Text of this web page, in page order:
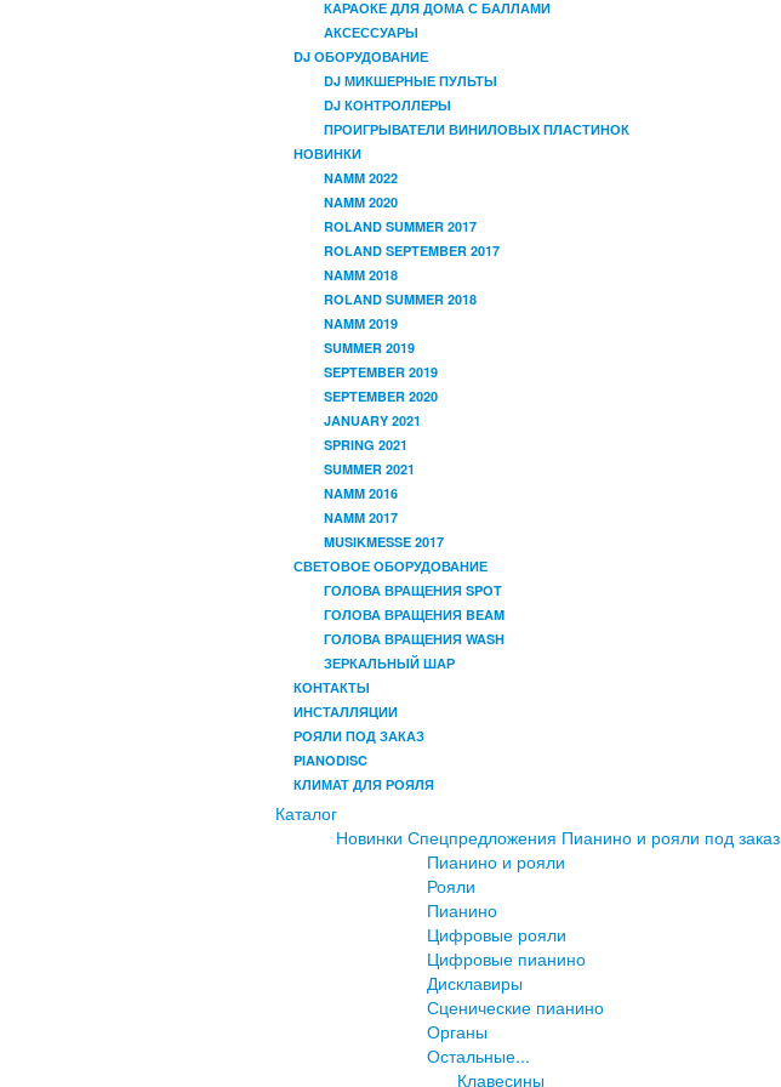
КАРАОКЕ ДЛЯ ДОМА С БАЛЛАМИ
АКСЕССУАРЫ
DJ ОБОРУДОВАНИЕ
DJ МИКШЕРНЫЕ ПУЛЬТЫ
DJ КОНТРОЛЛЕРЫ
ПРОИГРЫВАТЕЛИ ВИНИЛОВЫХ ПЛАСТИНОК
НОВИНКИ
NAMM 2022
NAMM 2020
ROLAND SUMMER 2017
ROLAND SEPTEMBER 2017
NAMM 2018
ROLAND SUMMER 2018
NAMM 2019
SUMMER 2019
SEPTEMBER 2019
SEPTEMBER 2020
JANUARY 2021
SPRING 2021
SUMMER 2021
NAMM 2016
NAMM 2017
MUSIKMESSE 2017
СВЕТОВОЕ ОБОРУДОВАНИЕ
ГОЛОВА ВРАЩЕНИЯ SPOT
ГОЛОВА ВРАЩЕНИЯ BEAM
ГОЛОВА ВРАЩЕНИЯ WASH
ЗЕРКАЛЬНЫЙ ШАР
КОНТАКТЫ
ИНСТАЛЛЯЦИИ
РОЯЛИ ПОД ЗАКАЗ
PIANODISC
КЛИМАТ ДЛЯ РОЯЛЯ
Каталог
Новинки Спецпредложения Пианино и рояли под заказ
Пианино и рояли
Рояли
Пианино
Цифровые рояли
Цифровые пианино
Дисклавиры
Сценические пианино
Органы
Остальные...
Клавесины